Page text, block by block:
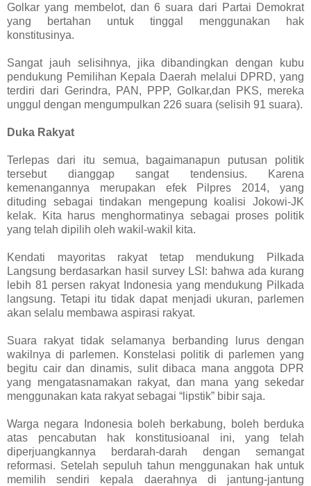
Golkar yang membelot, dan 6 suara dari Partai Demokrat
yang bertahan untuk tinggal menggunakan hak
konstitusinya.
Sangat jauh selisihnya, jika dibandingkan dengan kubu
pendukung Pemilihan Kepala Daerah melalui DPRD, yang
terdiri dari Gerindra, PAN, PPP, Golkar,dan PKS, mereka
unggul dengan mengumpulkan 226 suara (selisih 91 suara).
Duka Rakyat
Terlepas dari itu semua, bagaimanapun putusan politik
tersebut dianggap sangat tendensius. Karena
kemenangannya merupakan efek Pilpres 2014, yang
dituding sebagai tindakan mengepung koalisi Jokowi-JK
kelak. Kita harus menghormatinya sebagai proses politik
yang telah dipilih oleh wakil-wakil kita.
Kendati mayoritas rakyat tetap mendukung Pilkada
Langsung berdasarkan hasil survey LSI: bahwa ada kurang
lebih 81 persen rakyat Indonesia yang mendukung Pilkada
langsung. Tetapi itu tidak dapat menjadi ukuran, parlemen
akan selalu membawa aspirasi rakyat.
Suara rakyat tidak selamanya berbanding lurus dengan
wakilnya di parlemen. Konstelasi politik di parlemen yang
begitu cair dan dinamis, sulit dibaca mana anggota DPR
yang mengatasnamakan rakyat, dan mana yang sekedar
menggunakan kata rakyat sebagai “lipstik” bibir saja.
Warga negara Indonesia boleh berkabung, boleh berduka
atas pencabutan hak konstitusioanal ini, yang telah
diperjuangkannya berdarah-darah dengan semangat
reformasi. Setelah sepuluh tahun menggunakan hak untuk
memilih sendiri kepala daerahnya di jantung-jantung